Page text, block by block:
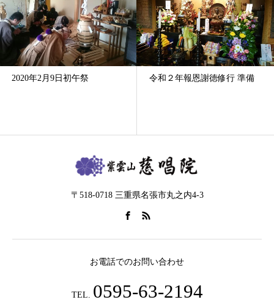
令和２年報恩謝徳修行 準備 報恩謝徳・供養修行結願
〒518-0718 三重県名張市丸之内4-3
お電話でのお問い合わせ
TEL. 0595-63-2194